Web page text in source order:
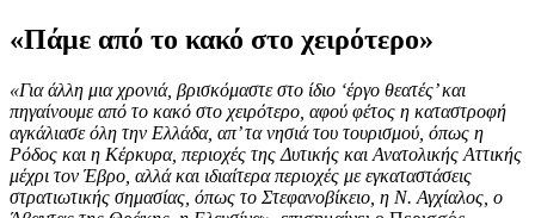
«Πάμε από το κακό στο χειρότερο»
«Για άλλη μια χρονιά, βρισκόμαστε στο ίδιο ‘έργο θεατές’ και
πηγαίνουμε από το κακό στο χειρότερο, αφού φέτος η καταστροφή
αγκάλιασε όλη την Ελλάδα, απ’ τα νησιά του τουρισμού, όπως η
Ρόδος και η Κέρκυρα, περιοχές της Δυτικής και Ανατολικής Αττικής
μέχρι τον Έβρο, αλλά και ιδιαίτερα περιοχές με εγκαταστάσεις
στρατιωτικής σημασίας, όπως το Στεφανοβίκειο, η Ν. Αγχίαλος, ο